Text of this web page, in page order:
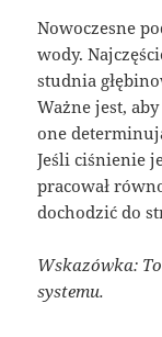
Nowoczesne
wody.
studnia
Ważne jest,
one
Jeśli ciśnienie
pracował
dochodzić do
Wskazówka:
systemu.